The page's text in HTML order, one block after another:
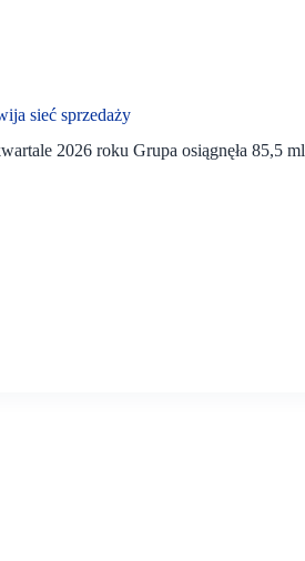
sieć sprzedaży
2026 roku Grupa osiągnęła 85,5